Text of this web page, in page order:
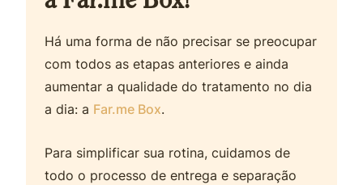
Há uma forma de não precisar se preocupar
com todos as etapas anteriores e ainda
aumentar a qualidade do tratamento no dia
a dia: a Far.me Box.
Para simplificar sua rotina, cuidamos de
todo o processo de entrega e separação